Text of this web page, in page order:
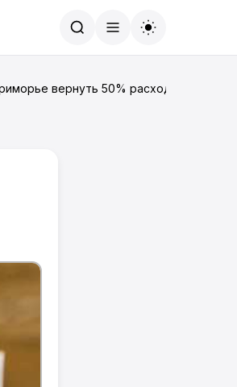
вернуть 50% расходов на